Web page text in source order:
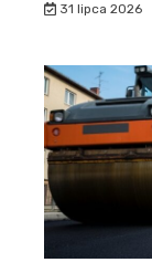
31 lipca 2026